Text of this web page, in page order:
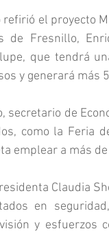
refirió el proyecto
Fresnillo,
que tendrá
y generará más
secretario de
como la Feria
emplear a más
Claudia
en
y esfuerzos